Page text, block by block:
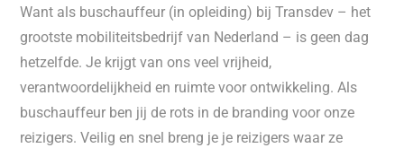
Want als buschauffeur (in opleiding) bij Transdev – het
grootste mobiliteitsbedrijf van Nederland – is geen dag
hetzelfde. Je krijgt van ons veel vrijheid,
verantwoordelijkheid en ruimte voor ontwikkeling. Als
buschauffeur ben jij de rots in de branding voor onze
reizigers. Veilig en snel breng je je reizigers waar ze